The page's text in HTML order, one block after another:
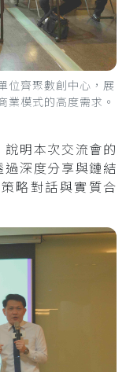
位齊聚數創中心，展
業模式的高度需求。
明本次交流會的
深度分享與鏈結
略對話與實質合